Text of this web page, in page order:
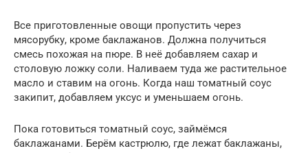
Все приготовленные овощи пропустить через
мясорубку, кроме баклажанов. Должна получиться
смесь похожая на пюре. В неё добавляем сахар и
столовую ложку соли. Наливаем туда же растительное
масло и ставим на огонь. Когда наш томатный соус
закипит, добавляем уксус и уменьшаем огонь.
Пока готовиться томатный соус, займёмся
баклажанами. Берём кастрюлю, где лежат баклажаны,